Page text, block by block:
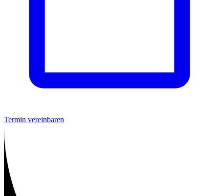
Termin vereinbaren